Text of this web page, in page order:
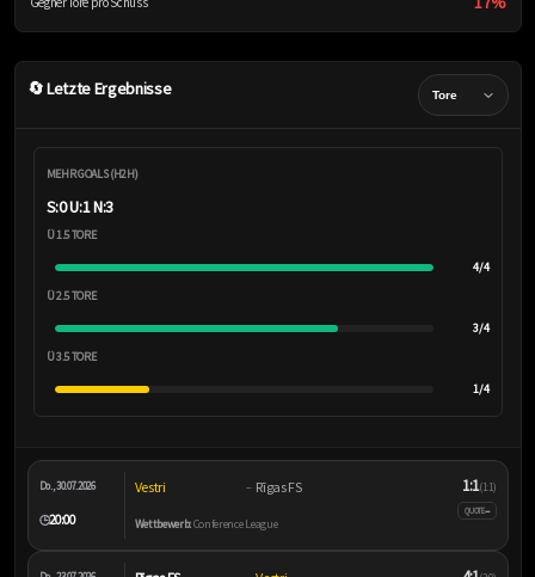
🔄 Letzte Ergebnisse
MEHR GOALS (H2H)
S:0 U:1 N:3
Ü 1.5 TORE
4/4
Ü 2.5 TORE
3/4
Ü 3.5 TORE
1/4
Do., 30.07.2026
🕒20:00
Vestri – Rīgas FS
Wettbewerb:Conference League
1:1(1:1)
QUOTE–